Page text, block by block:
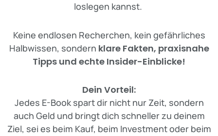
loslegen kannst.
Keine endlosen Recherchen, kein gefährliches
Halbwissen, sondern klare Fakten, praxisnahe
Tipps und echte Insider-Einblicke!
Dein Vorteil:
Jedes E-Book spart dir nicht nur Zeit, sondern
auch Geld und bringt dich schneller zu deinem
Ziel, sei es beim Kauf, beim Investment oder beim